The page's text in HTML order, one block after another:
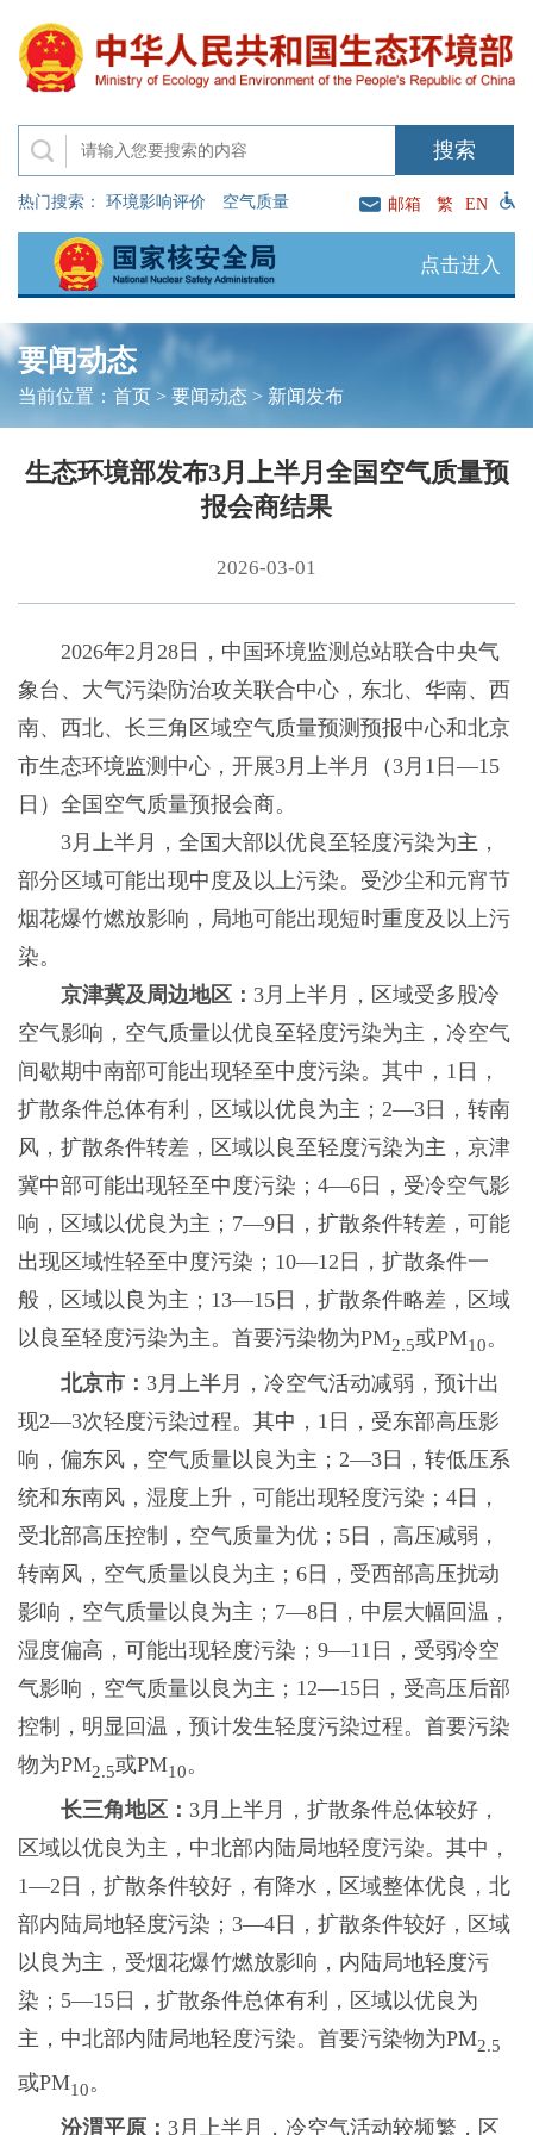
热门搜索： 环境影响评价 空气质量 邮箱 繁 EN
点击进入
要闻动态
当前位置： 首页> 要闻动态 > 新闻发布
生态环境部发布3月上半月全国空气质量预
报会商结果
2026-03-01
2026年2月28日，中国环境监测总站联合中央气
象台、大气污染防治攻关联合中心，东北、华南、西
南、西北、长三角区域空气质量预测预报中心和北京
市生态环境监测中心，开展3月上半月（3月1日—15
日）全国空气质量预报会商。
3月上半月，全国大部以优良至轻度污染为主，
部分区域可能出现中度及以上污染。受沙尘和元宵节
烟花爆竹燃放影响，局地可能出现短时重度及以上污
染。
京津冀及周边地区： 3月上半月，区域受多股冷
空气影响，空气质量以优良至轻度污染为主，冷空气
间歇期中南部可能出现轻至中度污染。其中，1日，
扩散条件总体有利，区域以优良为主；2—3日，转南
风，扩散条件转差，区域以良至轻度污染为主，京津
冀中部可能出现轻至中度污染；4—6日，受冷空气影
响，区域以优良为主；7—9日，扩散条件转差，可能
出现区域性轻至中度污染；10—12日，扩散条件一
般，区域以良为主；13—15日，扩散条件略差，区域
以良至轻度污染为主。首要污染物为PM2.5或PM10。
北京市： 3月上半月，冷空气活动减弱，预计出
现2—3次轻度污染过程。其中，1日，受东部高压影
响，偏东风，空气质量以良为主；2—3日，转低压系
统和东南风，湿度上升，可能出现轻度污染；4日，
受北部高压控制，空气质量为优；5日，高压减弱，
转南风，空气质量以良为主；6日，受西部高压扰动
影响，空气质量以良为主；7—8日，中层大幅回温，
湿度偏高，可能出现轻度污染；9—11日，受弱冷空
气影响，空气质量以良为主；12—15日，受高压后部
控制，明显回温，预计发生轻度污染过程。首要污染
物为PM2.5或PM10。
长三角地区： 3月上半月，扩散条件总体较好，
区域以优良为主，中北部内陆局地轻度污染。其中，
1—2日，扩散条件较好，有降水，区域整体优良，北
部内陆局地轻度污染；3—4日，扩散条件较好，区域
以良为主，受烟花爆竹燃放影响，内陆局地轻度污
染；5—15日，扩散条件总体有利，区域以优良为
主，中北部内陆局地轻度污染。首要污染物为PM2.5
或PM10。
汾渭平原： 3月上半月，冷空气活动较频繁，区